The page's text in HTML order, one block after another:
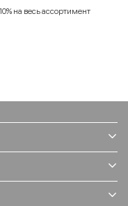
на весь ассортимент